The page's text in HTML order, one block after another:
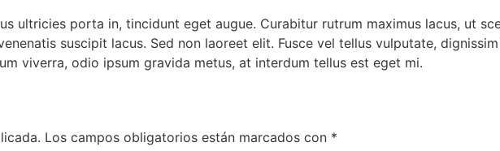
ultricies porta in, tincidunt eget augue. Curabitur rutrum maximus lacus, ut
suscipit lacus. Sed non laoreet elit. Fusce vel tellus vulputate,
viverra, odio ipsum gravida metus, at interdum tellus est eget mi.
Los campos obligatorios están marcados con *